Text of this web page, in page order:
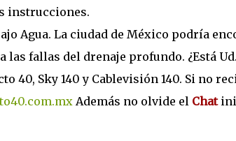
instrucciones.
Agua. La ciudad de México podría
las fallas del drenaje profundo. ¿Está Ud.
40, Sky 140 y Cablevisión 140. Si no
Además no olvide el Chat